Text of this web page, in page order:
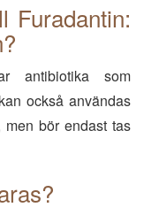
Furadantin:
antibiotika som
också användas
men bör endast tas